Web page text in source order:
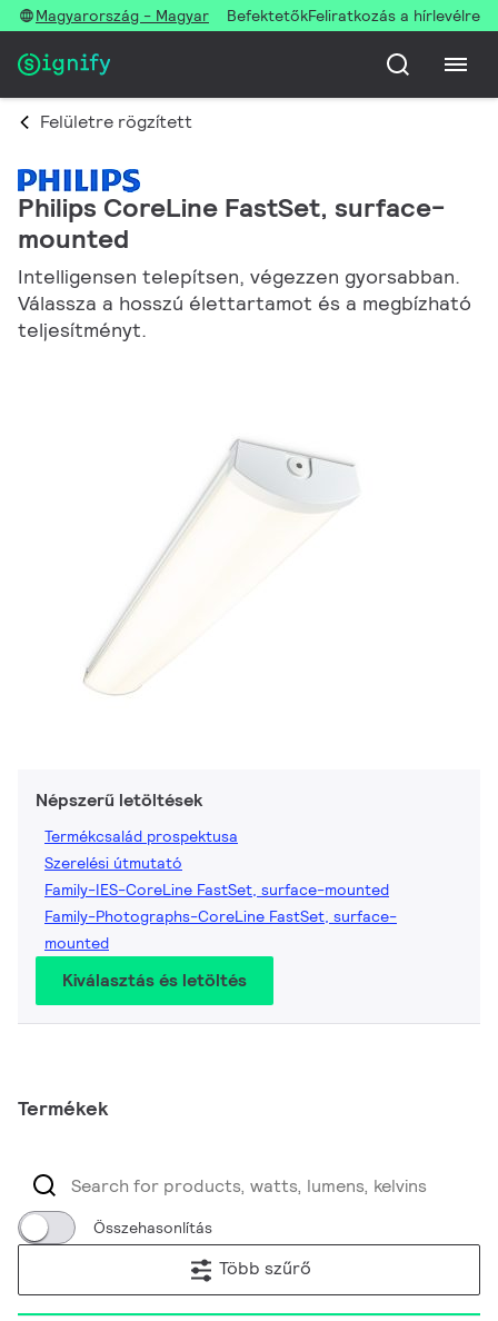
Magyarország - Magyar BefektetőkFeliratkozás a hírlevélre
Felületre rögzített
Philips CoreLine FastSet, surface-
mounted
Intelligensen telepítsen, végezzen gyorsabban.
Válassza a hosszú élettartamot és a megbízható
teljesítményt.
Népszerű letöltések
Termékcsalád prospektusa
Szerelési útmutató
Family-IES-CoreLine FastSet, surface-mounted
Family-Photographs-CoreLine FastSet, surface-
mounted
Kiválasztás és letöltés
Termékek
Összehasonlítás
Több szűrő